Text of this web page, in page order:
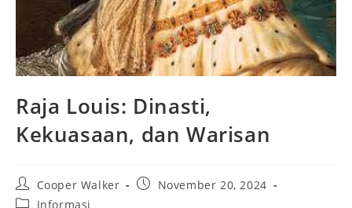
Raja Louis: Dinasti,
Kekuasaan, dan Warisan
Post
author:
Cooper Walker
PostNovember 20, 2024
PostInformasi